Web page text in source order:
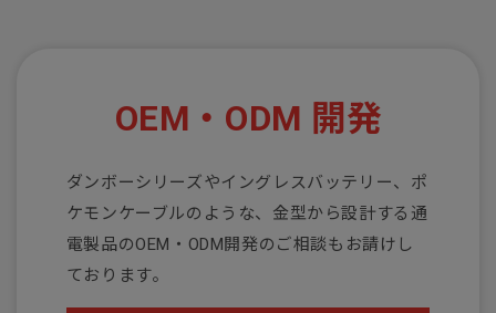
OEM・ODM 開発
ダンボーシリーズやイングレスバッテリー、ポ
ケモンケーブルのような、金型から設計する通
電製品のOEM・ODM開発のご相談もお請けし
ております。